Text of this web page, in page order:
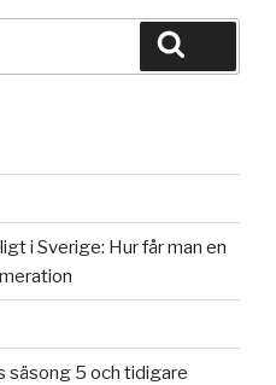
i Sverige: Hur får man en
säsong 5 och tidigare